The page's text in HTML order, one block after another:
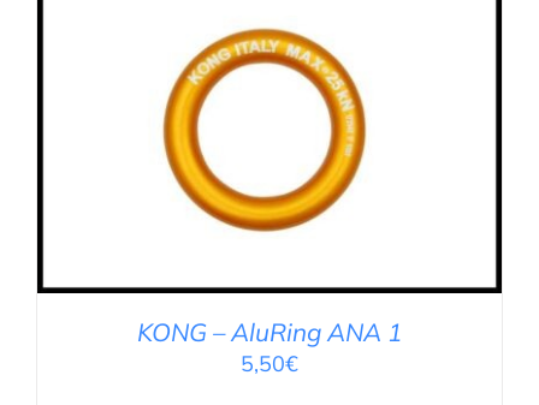
IN DEN WARENKORB DETAILS
KONG – AluRing ANA 1
5,50€